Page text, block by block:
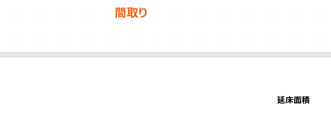
間取り
延床面積